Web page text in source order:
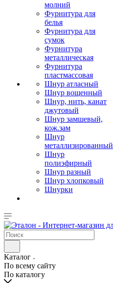
молний
Фурнитура для
белья
Фурнитура для
сумок
Фурнитура
металлическая
Фурнитура
пластмассовая
Шнур атласный
Шнур вощенный
Шнур, нить, канат
джутовый
Шнур замшевый,
кож.зам
Шнур
металлизированный
Шнур
полиэфирный
Шнур разный
Шнур хлопковый
Шнурки
Каталог
По всему сайту
По каталогу